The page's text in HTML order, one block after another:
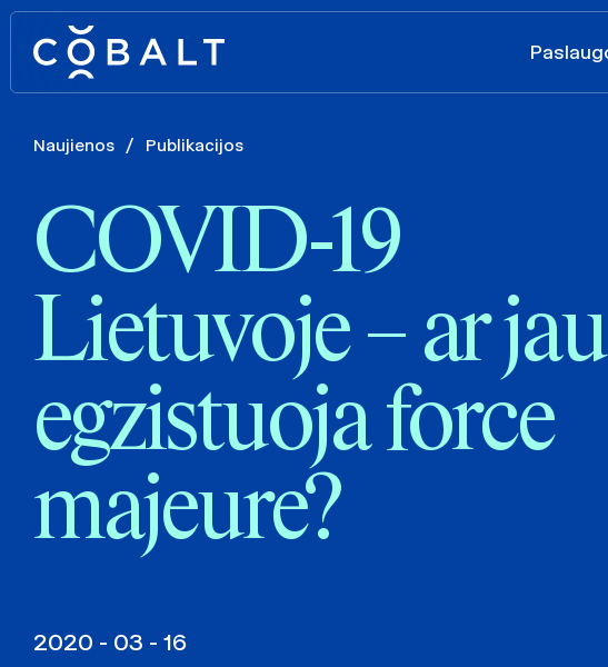
Naujienos / Publikacijos
COVID-19
Lietuvoje – ar jau
egzistuoja force
majeure?
2020 - 03 - 16